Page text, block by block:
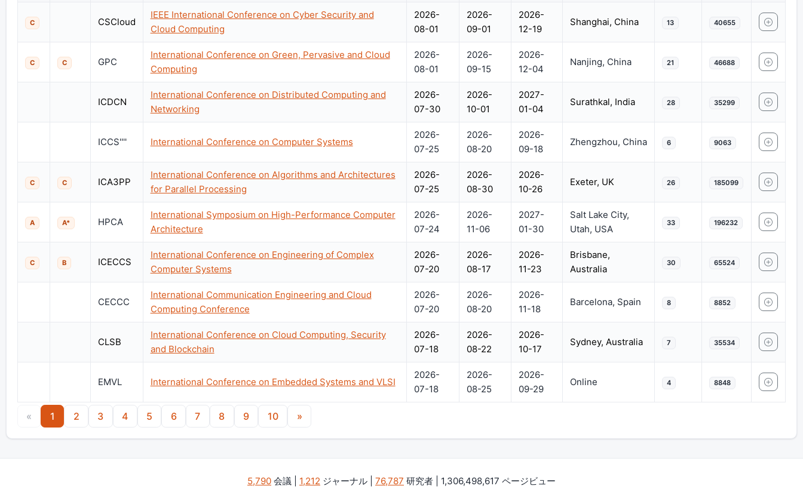
C CSCloud
IEEE International Conference on Cyber Security and
Cloud Computing
2026-
08-01
2026-
09-01
2026-
12-19
Shanghai, China 13 40655
C C GPC
International Conference on Green, Pervasive and Cloud
Computing
2026-
08-01
2026-
09-15
2026-
12-04
Nanjing, China 21 46688
ICDCN
International Conference on Distributed Computing and
Networking
2026-
07-30
2026-
10-01
2027-
01-04
Surathkal, India 28 35299
ICCS'''' International Conference on Computer Systems
2026-
07-25
2026-
08-20
2026-
09-18
Zhengzhou, China 6 9063
C C ICA3PP
International Conference on Algorithms and Architectures
for Parallel Processing
2026-
07-25
2026-
08-30
2026-
10-26
Exeter, UK 26 185099
A A* HPCA
International Symposium on High-Performance Computer
Architecture
2026-
07-24
2026-
11-06
2027-
01-30
Salt Lake City,
Utah, USA
33 196232
C B ICECCS
International Conference on Engineering of Complex
Computer Systems
2026-
07-20
2026-
08-17
2026-
11-23
Brisbane,
Australia
30 65524
CECCC
International Communication Engineering and Cloud
Computing Conference
2026-
07-20
2026-
08-20
2026-
11-18
Barcelona, Spain 8 8852
CLSB
International Conference on Cloud Computing, Security
and Blockchain
2026-
07-18
2026-
08-22
2026-
10-17
Sydney, Australia 7 35534
EMVL International Conference on Embedded Systems and VLSI
2026-
07-18
2026-
08-25
2026-
09-29
Online 4 8848
« 1 2 3 4 5 6 7 8 9 10 »
5,790 会議 | 1,212 ジャーナル | 76,787 研究者 | 1,306,498,617 ページビュー